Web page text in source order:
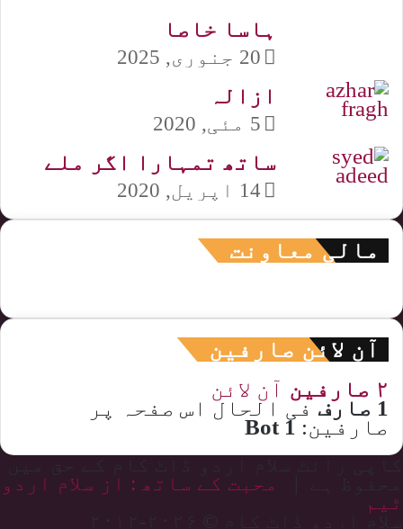
ہاسا خاصا
20 جنوری, 2025
ازالہ
5 مئی, 2020
ساتھ تمہارا اگر ملے
14 اپریل, 2020
مالی معاونت
آن لائن صارفین
۲ صارفین آن لائن
1 صارف فی الحال اس صفحہ پر
صارفین: 1 Bot
محبت کے ساتھ : از سلام اردو
ٹیم
سلام اردو ڈاٹ کام © ۲۰۲۶-۲۰۱۲